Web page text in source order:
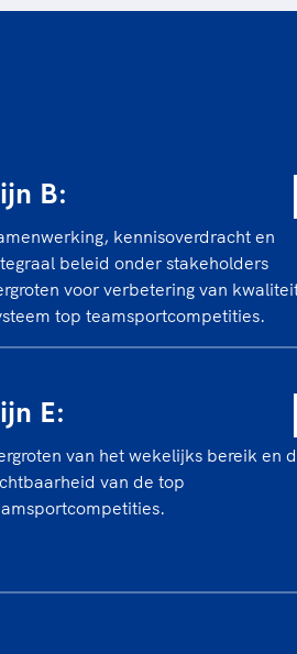
B:
kennisoverdracht en
beleid onder stakeholders
voor verbetering van
top teamsportcompetities.
E:
van het wekelijks bereik en
van de top